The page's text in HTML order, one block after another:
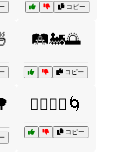
コピー
🛤️🚂🌅
コピー
🧘‍♂️🧘‍♀️🌀
コピー